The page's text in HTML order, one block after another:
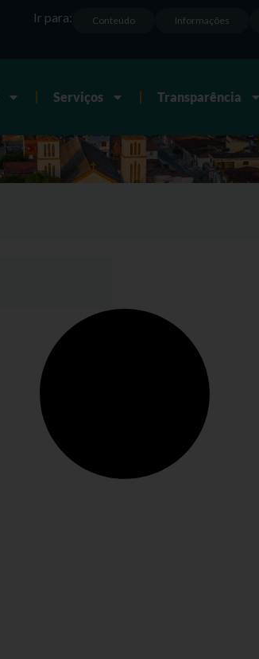
Informações
Conteúdo
Ir para:
Serviços Transparência